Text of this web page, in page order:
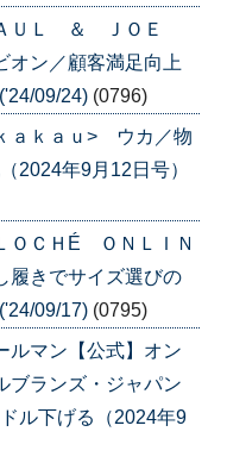
ＡＵＬ ＆ ＪＯＥ
ン／顧客満足向上
09/24) (0796)
ａｋａｕ> ウカ／物
2024年9月12日号）
ＯＣＨÉ ＯＮＬＩＮ
きでサイズ選びの
09/17) (0795)
ルマン【公式】オン
ランズ・ジャパン
ル下げる（2024年9